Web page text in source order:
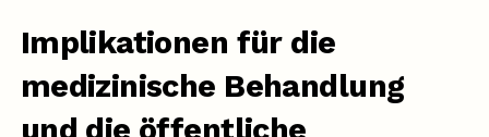
Implikationen für die
medizinische Behandlung
und die öffentliche